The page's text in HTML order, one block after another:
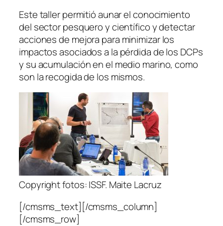
Este taller permitió aunar el conocimiento
del sector pesquero y científico y detectar
acciones de mejora para minimizar los
impactos asociados a la pérdida de los DCPs
y su acumulación en el medio marino, como
son la recogida de los mismos.
Copyright fotos: ISSF. Maite Lacruz
[/cmsms_text][/cmsms_column]
[/cmsms_row]